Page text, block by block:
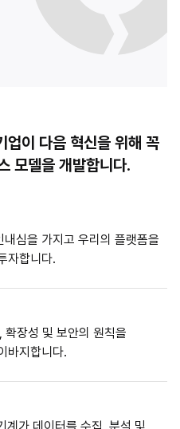
업이 다음 혁신을 위해 꼭
모델을 개발합니다.
심을 가지고 우리의 플랫폼을
자합니다.
장성 및 보안의 원칙을
바지합니다.